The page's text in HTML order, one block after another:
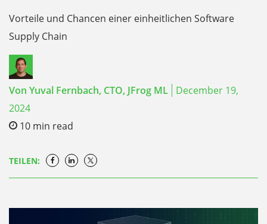
Vorteile und Chancen einer einheitlichen Software
Supply Chain
Von Yuval Fernbach, CTO, JFrog ML
December 19,
2024
10 min read
TEILEN: